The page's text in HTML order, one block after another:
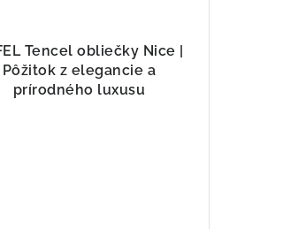
Tencel obliečky Nice |
Pôžitok z elegancie a
prírodného luxusu